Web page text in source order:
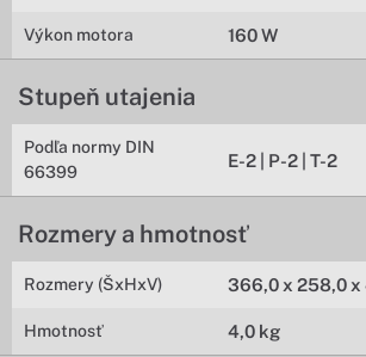
Výkon motora 160 W
Stupeň utajenia
Podľa normy DIN
66399
E-2 | P-2 | T-2
Rozmery a hmotnosť
Rozmery (ŠxHxV) 366,0 x 258,0 x
Hmotnosť 4,0 kg